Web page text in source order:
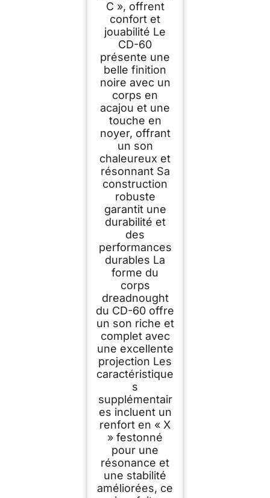
C », offrent
confort et
jouabilité Le
CD-60
présente une
belle finition
noire avec un
corps en
acajou et une
touche en
noyer, offrant
un son
chaleureux et
résonnant Sa
construction
robuste
garantit une
durabilité et
des
performances
durables La
forme du
corps
dreadnought
du CD-60 offre
un son riche et
complet avec
une excellente
projection Les
caractéristique
s
supplémentair
es incluent un
renfort en « X
» festonné
pour une
résonance et
une stabilité
améliorées, ce